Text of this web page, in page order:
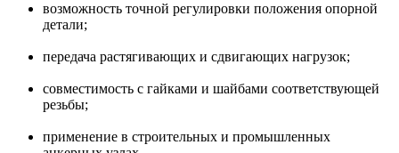
возможность точной регулировки положения опорной
детали;
передача растягивающих и сдвигающих нагрузок;
совместимость с гайками и шайбами соответствующей
резьбы;
применение в строительных и промышленных